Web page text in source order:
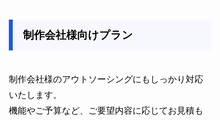
制作会社様向けプラン
制作会社様のアウトソーシングにもしっかり対応
いたします。
機能やご予算など、ご要望内容に応じてお見積も